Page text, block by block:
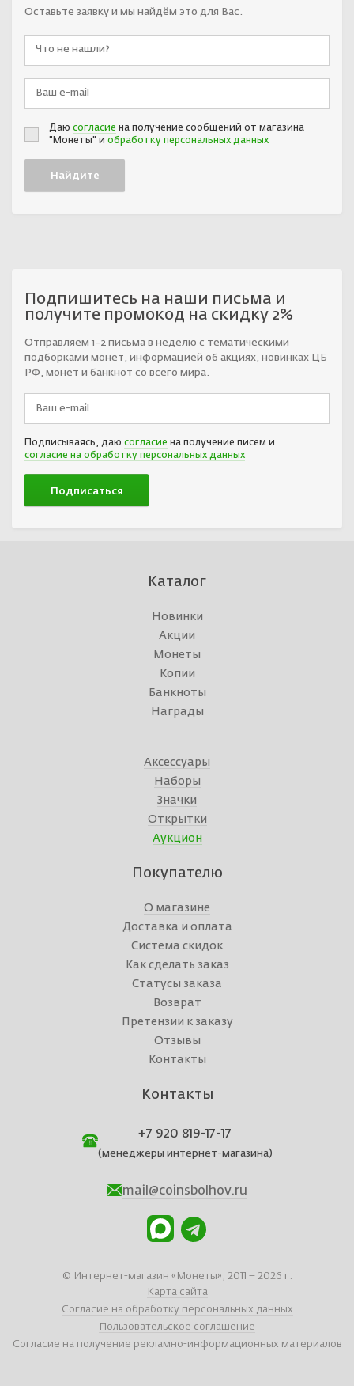
Оставьте заявку и мы найдём это для Вас.
Даю согласие на получение сообщений от магазина
"Монеты" и обработку персональных данных
Подпишитесь на наши письма и
получите промокод на скидку 2%
Отправляем 1-2 письма в неделю с тематическими
подборками монет, информацией об акциях, новинках ЦБ
РФ, монет и банкнот со всего мира.
Подписываясь, даю согласие на получение писем и
согласие на обработку персональных данных
Каталог
Новинки
Акции
Монеты
Копии
Банкноты
Награды
Аксессуары
Наборы
Значки
Открытки
Аукцион
Покупателю
О магазине
Доставка и оплата
Система скидок
Как сделать заказ
Статусы заказа
Возврат
Претензии к заказу
Отзывы
Контакты
Контакты
+7 920 819-17-17
(менеджеры интернет-магазина)
mail@coinsbolhov.ru
© Интернет-магазин «Монеты», 2011 – 2026 г.
Карта сайта
Согласие на обработку персональных данных
Пользовательское соглашение
Согласие на получение рекламно-информационных материалов